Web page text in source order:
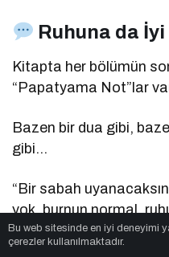
Ruhuna da
Kitapta her bölümün
“Papatyama Not”lar
Bazen bir dua gibi,
gibi…
“Bir sabah
yok, burnun normal,
Böyle yazılar annenin
Bu web sitesinde en iyi deneyimi
çerezler kullanılmaktadır.